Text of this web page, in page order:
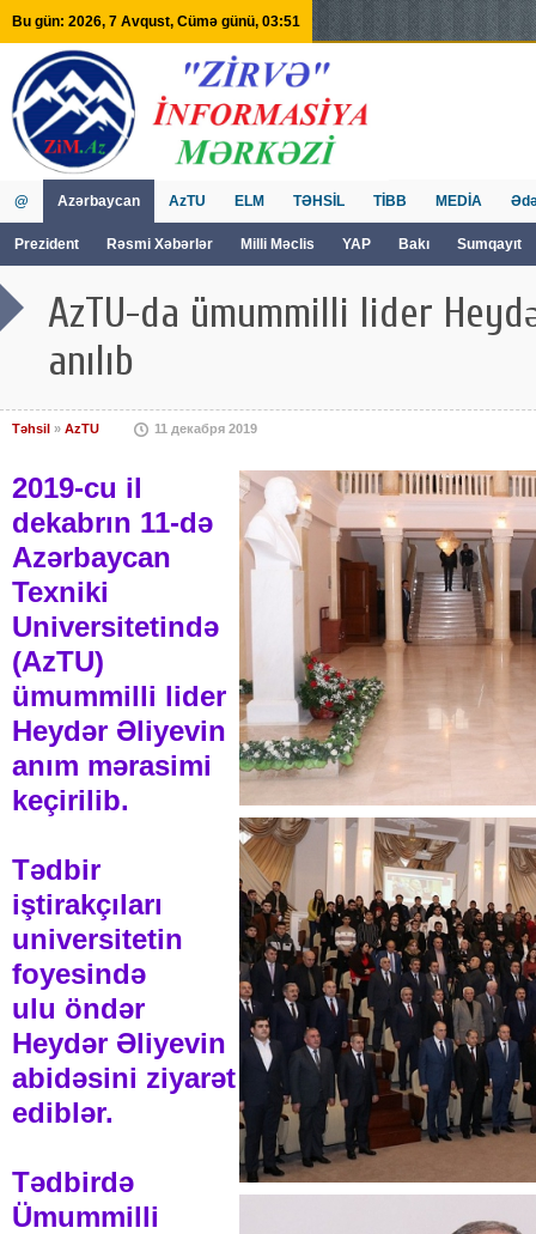
Bu gün: 2026, 7 Avqust, Cümə günü, 03:51
@ Azərbaycan
Prezident Rəsmi Xəbərlər Milli Məclis YAP Bakı Sumqayıt
AzTU ELM TƏHSİL TİBB MEDİA
AzTU-da ümummilli lider
anılıb
Təhsil » AzTU 11 декабря 2019
2019-cu il
dekabrın 11-də
Azərbaycan
Texniki
Universitetində
(AzTU)
ümummilli lider
Heydər Əliyevin
anım mərasimi
keçirilib.
Tədbir
iştirakçıları
universitetin
foyesində
ulu öndər
Heydər Əliyevin
abidəsini ziyarət
ediblər.
Tədbirdə
Ümummilli